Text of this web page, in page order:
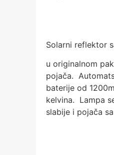
Solarni reflektor
u originalnom
pojača.
baterije od
kelvina. Lampa
slabije i pojača